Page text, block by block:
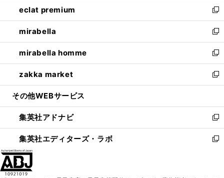
く
で
開
く
ド
ウ
で
開
く
ィ
ン
ド
ウ
で
開
く
い
ウ
ィ
ン
ド
ウ
で
開
eclat premium
新
し
い
ウ
ィ
ン
ド
ウ
開
く
mirabella
新
し
い
ウ
ィ
ン
ウ
で
開
く
mirabella homme
新
し
い
ウ
ン
ド
ウ
で
zakka market
新
し
ウ
ィ
ン
ド
その他WEBサービス
集英社アドナビ
新
し
い
集英社エディターズ・ラボ
新